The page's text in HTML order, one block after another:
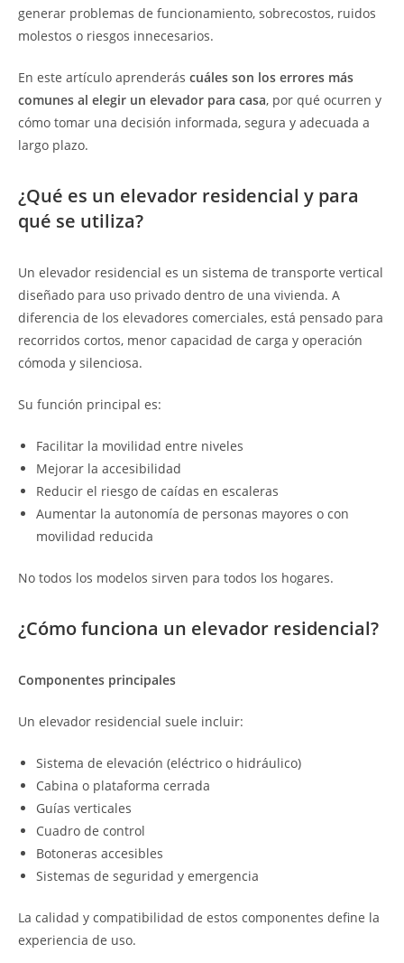
generar problemas de funcionamiento, sobrecostos, ruidos
molestos o riesgos innecesarios.
En este artículo aprenderás cuáles son los errores más
comunes al elegir un elevador para casa, por qué ocurren y
cómo tomar una decisión informada, segura y adecuada a
largo plazo.
¿Qué es un elevador residencial y para
qué se utiliza?
Un elevador residencial es un sistema de transporte vertical
diseñado para uso privado dentro de una vivienda. A
diferencia de los elevadores comerciales, está pensado para
recorridos cortos, menor capacidad de carga y operación
cómoda y silenciosa.
Su función principal es:
Facilitar la movilidad entre niveles
Mejorar la accesibilidad
Reducir el riesgo de caídas en escaleras
Aumentar la autonomía de personas mayores o con
movilidad reducida
No todos los modelos sirven para todos los hogares.
¿Cómo funciona un elevador residencial?
Componentes principales
Un elevador residencial suele incluir:
Sistema de elevación (eléctrico o hidráulico)
Cabina o plataforma cerrada
Guías verticales
Cuadro de control
Botoneras accesibles
Sistemas de seguridad y emergencia
La calidad y compatibilidad de estos componentes define la
experiencia de uso.